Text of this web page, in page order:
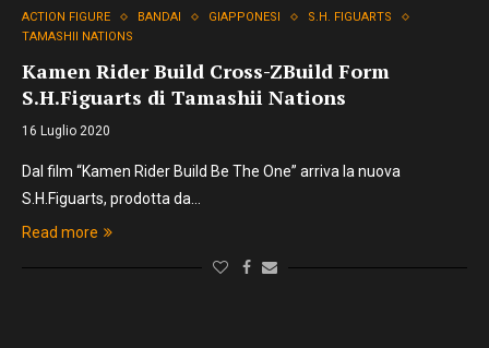
ACTION FIGURE BANDAI GIAPPONESI
S.H. FIGUARTS
TAMASHII NATIONS
Kamen Rider Build Cross-ZBuild Form
S.H.Figuarts di Tamashii Nations
16 Luglio 2020
Dal film “Kamen Rider Build Be The One” arriva la nuova
S.H.Figuarts, prodotta da…
Read more